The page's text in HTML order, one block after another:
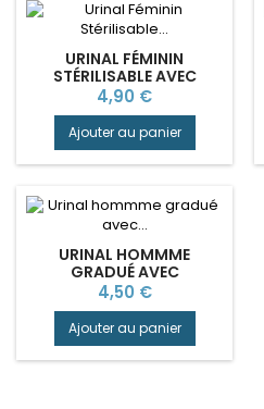
URINAL FÉMININ
STÉRILISABLE AVEC
BOUCHON
Prix
4,90 €
Ajouter au panier
URINAL HOMMME
GRADUÉ AVEC
COUVERCLE
Prix
4,50 €
Ajouter au panier